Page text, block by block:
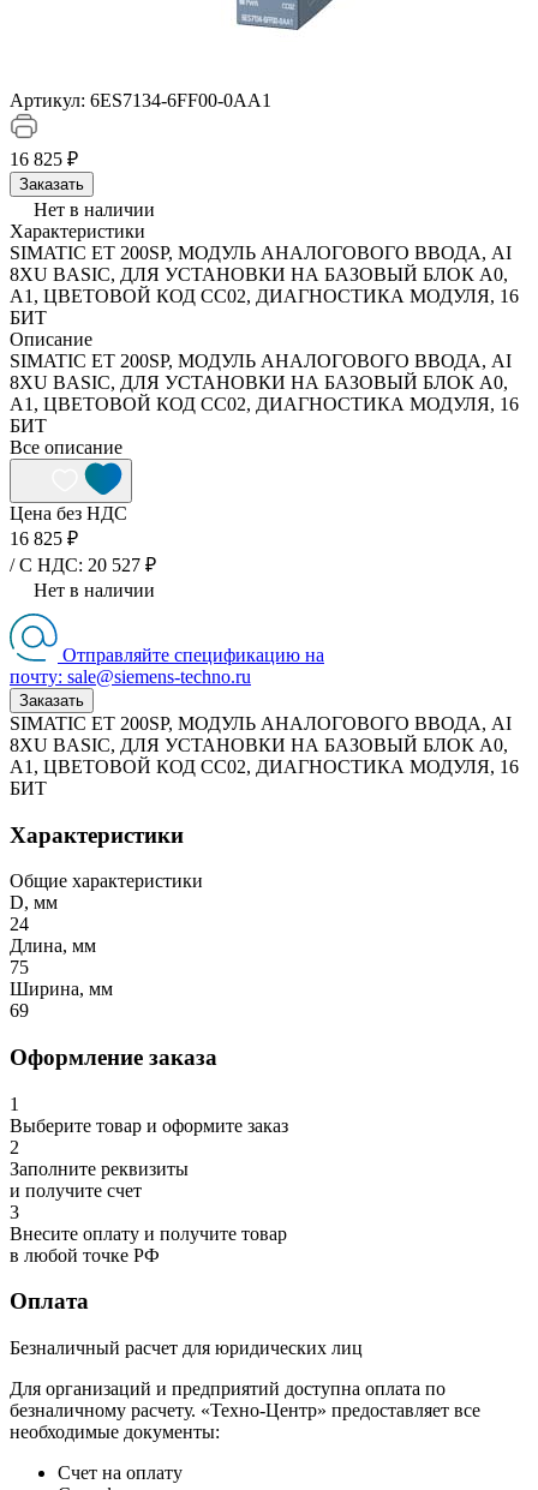
Артикул: 6ES7134-6FF00-0AA1
16 825 ₽
Заказать
Нет в наличии
Характеристики
SIMATIC ET 200SP, МОДУЛЬ АНАЛОГОВОГО ВВОДА, AI
8XU BASIC, ДЛЯ УСТАНОВКИ НА БАЗОВЫЙ БЛОК A0,
A1, ЦВЕТОВОЙ КОД CC02, ДИАГНОСТИКА МОДУЛЯ, 16
БИТ
Описание
SIMATIC ET 200SP, МОДУЛЬ АНАЛОГОВОГО ВВОДА, AI
8XU BASIC, ДЛЯ УСТАНОВКИ НА БАЗОВЫЙ БЛОК A0,
A1, ЦВЕТОВОЙ КОД CC02, ДИАГНОСТИКА МОДУЛЯ, 16
БИТ
Все описание
Цена без НДС
16 825 ₽
/ C НДС: 20 527 ₽
Нет в наличии
Отправляйте спецификацию на
почту: sale@siemens-techno.ru
Заказать
SIMATIC ET 200SP, МОДУЛЬ АНАЛОГОВОГО ВВОДА, AI
8XU BASIC, ДЛЯ УСТАНОВКИ НА БАЗОВЫЙ БЛОК A0,
A1, ЦВЕТОВОЙ КОД CC02, ДИАГНОСТИКА МОДУЛЯ, 16
БИТ
Характеристики
Общие характеристики
D, мм
24
Длина, мм
75
Ширина, мм
69
Оформление заказа
1
Выберите товар и оформите заказ
2
Заполните реквизиты
и получите счет
3
Внесите оплату и получите товар
в любой точке РФ
Оплата
Безналичный расчет для юридических лиц
Для организаций и предприятий доступна оплата по
безналичному расчету. «Техно-Центр» предоставляет все
необходимые документы:
Счет на оплату